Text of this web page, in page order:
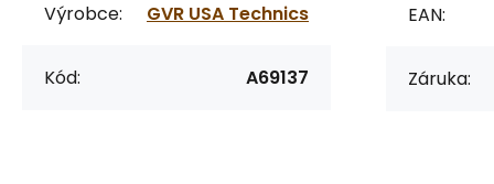
Výrobce: GVR USA Technics
Kód: A69137
EAN:
Záruka: